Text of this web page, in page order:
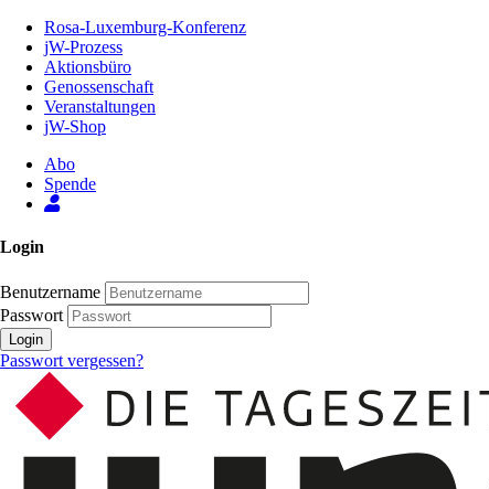
Inhalt
Seite
Rosa-Luxemburg-Konferenz
jW-Prozess
Aktionsbüro
Genossenschaft
Veranstaltungen
jW-Shop
Abo
Spende
Login
Benutzername
Passwort
Login
Passwort vergessen?